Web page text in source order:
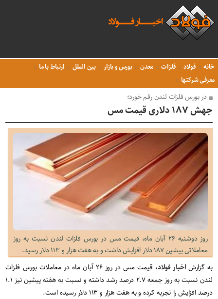
خانه فولاد فلزات معدن بورس و بازار بین الملل
ارتباط با ما
معرفی شرکتها
در بورس فلزات لندن رقم خورد؛
جهش ۱۸۷ دلاری قیمت مس
روز دوشنبه ۲۶ آبان ماه، قیمت مس در بورس فلزات لندن نسبت به روز
معاملاتی پیشین ۱۸۷ دلار افزایش داشت و به هفت هزار و ۱۱۳ دلار رسید.
به گزارش اخبار فولاد
، قیمت مس در روز ۲۶ آبان ماه در معاملات بورس فلزات
لندن نسبت به روز جمعه ۲.۷ درصد رشد داشته و نسبت به هفته پیشین نیز ۱.۱
درصد افزایش را تجربه کرده و به هفت هزار و ۱۱۳ دلار رسیده است.